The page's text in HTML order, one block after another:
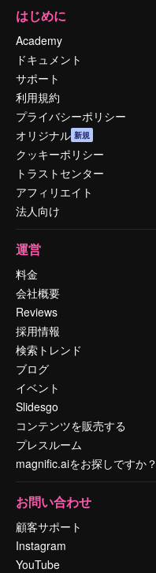
はじめに
Academy
ドキュメント
サポート
利用規約
プライバシーポリシー
オリジナル 新規
クッキーポリシー
トラストセンター
アフィリエイト
法人向け
運営
料金
会社概要
Reviews
採用情報
検索トレンド
ブログ
イベント
Slidesgo
コンテンツを販売する
プレスルーム
magnific.aiをお探しですか？
お問い合わせ
顧客サポート
Instagram
YouTube